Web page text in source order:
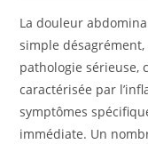
La douleur
simple
pathologie sérieuse,
caractérisée par
symptômes
immédiate. Un